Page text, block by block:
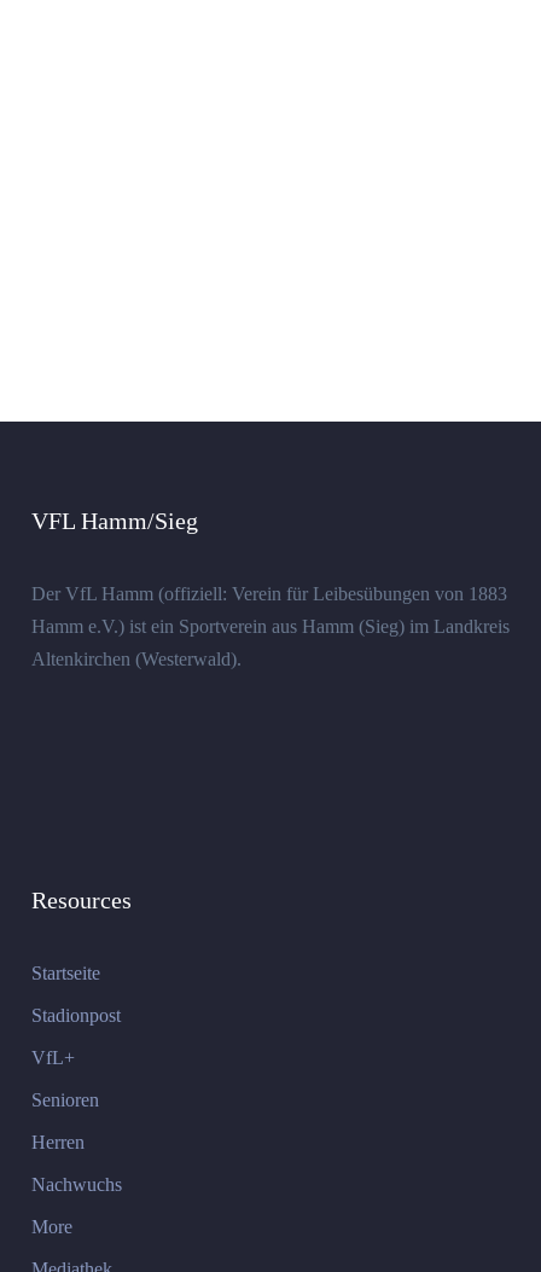
VFL Hamm/Sieg
Der VfL Hamm (offiziell: Verein für Leibesübungen von 1883
Hamm e.V.) ist ein Sportverein aus Hamm (Sieg) im Landkreis
Altenkirchen (Westerwald).
Resources
Startseite
Stadionpost
VfL+
Senioren
Herren
Nachwuchs
More